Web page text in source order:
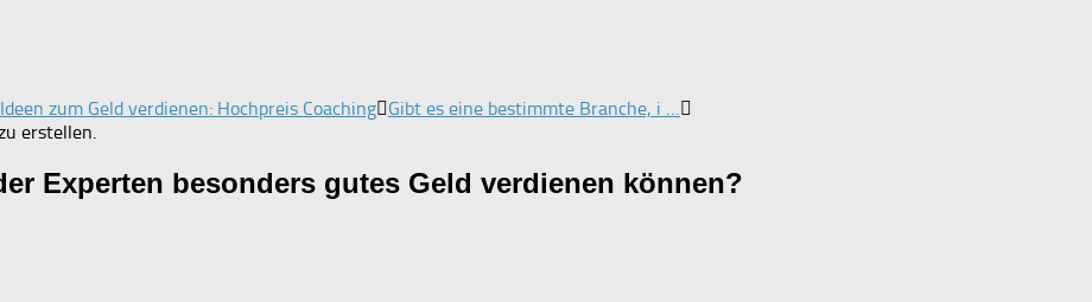
Ideen zum Geld verdienen: Hochpreis Coaching Gibt es eine bestimmte Branche, i …
erstellen.
Experten besonders gutes Geld verdienen können?